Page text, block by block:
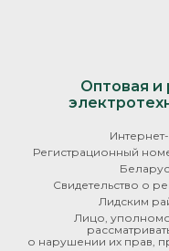
Оптовая и
Регистрационный
Свидетельство о
Лидским
Лицо,
о нарушении их прав,